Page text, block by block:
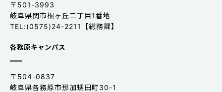
〒501-3993
岐阜県関市桐ヶ丘二丁目1番地
TEL:(0575)24-2211【総務課】
各務原キャンパス
〒504-0837
岐阜県各務原市那加甥田町30-1